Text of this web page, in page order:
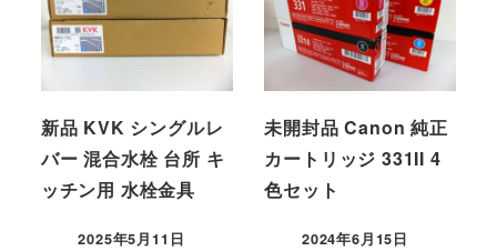
新品 KVK シングルレ
バー 混合水栓 台所 キ
ッチン用 水栓金具
2025年5月11日
未開封品 Canon 純正
カートリッジ 331II 4
色セット
2024年6月15日